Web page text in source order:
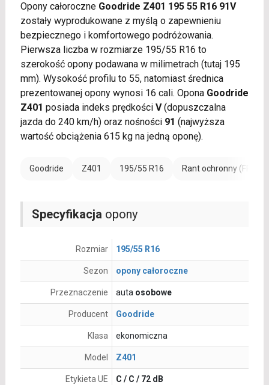
Opony całoroczne Goodride Z401 195 55 R16 91V
zostały wyprodukowane z myślą o zapewnieniu
bezpiecznego i komfortowego podróżowania.
Pierwsza liczba w rozmiarze 195/55 R16 to
szerokość opony podawana w milimetrach (tutaj 195
mm). Wysokość profilu to 55, natomiast średnica
prezentowanej opony wynosi 16 cali. Opona Goodride
Z401 posiada indeks prędkości V(dopuszczalna
jazda do 240 km/h) oraz nośności 91 (najwyższa
wartość obciążenia 615 kg na jedną oponę).
Goodride Z401 195/55 R16 Rant ochronny (FR)
Specyfikacja opony
Rozmiar 195/55 R16
Sezon opony całoroczne
Przeznaczenie auta osobowe
Producent Goodride
Klasa ekonomiczna
Model Z401
Etykieta UE C / C / 72 dB